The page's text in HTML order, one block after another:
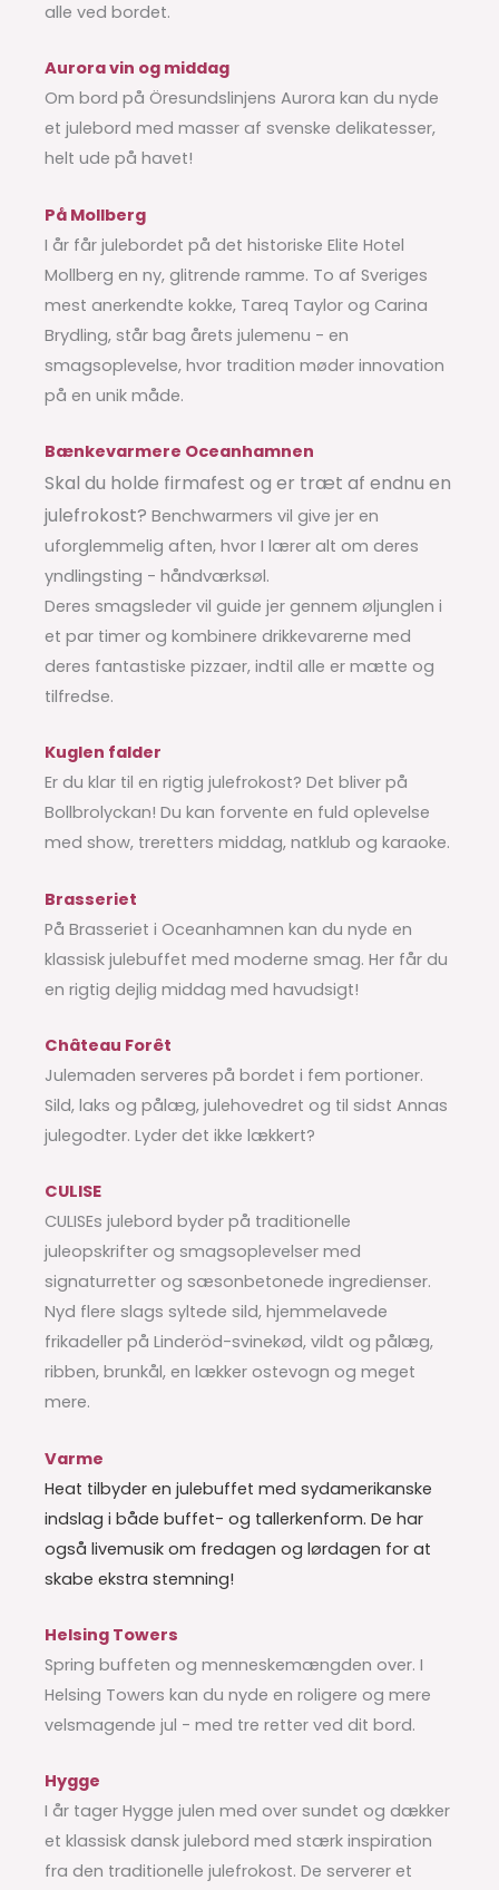
alle ved bordet.
Aurora vin og middag
Om bord på Öresundslinjens Aurora kan du nyde
et julebord med masser af svenske delikatesser,
helt ude på havet!
På Mollberg
I år får julebordet på det historiske Elite Hotel
Mollberg en ny, glitrende ramme. To af Sveriges
mest anerkendte kokke, Tareq Taylor og Carina
Brydling, står bag årets julemenu - en
smagsoplevelse, hvor tradition møder innovation
på en unik måde.
Bænkevarmere Oceanhamnen
Skal du holde firmafest og er træt af endnu en
julefrokost? Benchwarmers vil give jer en
uforglemmelig aften, hvor I lærer alt om deres
yndlingsting - håndværksøl.
Deres smagsleder vil guide jer gennem øljunglen i
et par timer og kombinere drikkevarerne med
deres fantastiske pizzaer, indtil alle er mætte og
tilfredse.
Kuglen falder
Er du klar til en rigtig julefrokost? Det bliver på
Bollbrolyckan! Du kan forvente en fuld oplevelse
med show, treretters middag, natklub og karaoke.
Brasseriet
På Brasseriet i Oceanhamnen kan du nyde en
klassisk julebuffet med moderne smag. Her får du
en rigtig dejlig middag med havudsigt!
Château Forêt
Julemaden serveres på bordet i fem portioner.
Sild, laks og pålæg, julehovedret og til sidst Annas
julegodter. Lyder det ikke lækkert?
CULISE
CULISEs julebord byder på traditionelle
juleopskrifter og smagsoplevelser med
signaturretter og sæsonbetonede ingredienser.
Nyd flere slags syltede sild, hjemmelavede
frikadeller på Linderöd-svinekød, vildt og pålæg,
ribben, brunkål, en lækker ostevogn og meget
mere.
Varme
Heat tilbyder en julebuffet med sydamerikanske
indslag i både buffet- og tallerkenform. De har
også livemusik om fredagen og lørdagen for at
skabe ekstra stemning!
Helsing Towers
Spring buffeten og menneskemængden over. I
Helsing Towers kan du nyde en roligere og mere
velsmagende jul - med tre retter ved dit bord.
Hygge
I år tager Hygge julen med over sundet og dækker
et klassisk dansk julebord med stærk inspiration
fra den traditionelle julefrokost. De serverer et